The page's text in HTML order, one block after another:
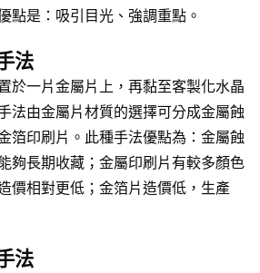
點是：吸引目光、強調重點。
法
於一片金屬片上，再黏至客製化水晶
法由金屬片材質的選擇可分成金屬蝕
箔印刷片。此種手法優點為：金屬蝕
夠長期收藏；金屬印刷片有較多顏色
價相對更低；金箔片造價低，生產
法